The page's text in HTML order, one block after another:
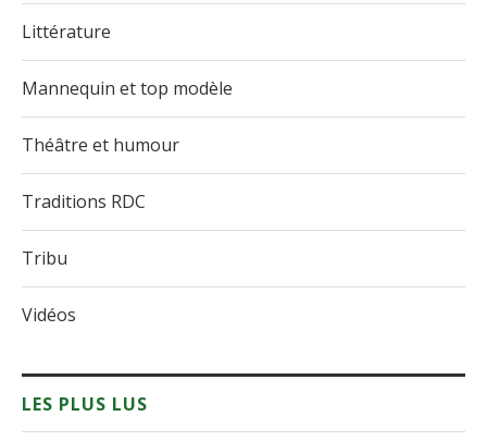
Littérature
Mannequin et top modèle
Théâtre et humour
Traditions RDC
Tribu
Vidéos
LES PLUS LUS